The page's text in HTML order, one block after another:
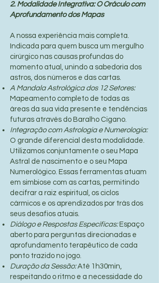
2. Modalidade Integrativa: O Oráculo com
Aprofundamento dos Mapas
A nossa experiência mais completa.
Indicada para quem busca um mergulho
cirúrgico nas causas profundas do
momento atual, unindo a sabedoria dos
astros, dos números e das cartas.
A Mandala Astrológica dos 12 Setores:
Mapeamento completo de todas as
áreas da sua vida presente e tendências
futuras através do Baralho Cigano.
Integração com Astrologia e Numerologia:
O grande diferencial desta modalidade.
Utilizamos conjuntamente o seu Mapa
Astral de nascimento e o seu Mapa
Numerológico. Essas ferramentas atuam
em simbiose com as cartas, permitindo
decifrar a raiz espiritual, os ciclos
cármicos e os aprendizados por trás dos
seus desafios atuais.
Diálogo e Respostas Específicas: Espaço
aberto para perguntas direcionadas e
aprofundamento terapêutico de cada
ponto trazido no jogo.
Duração da Sessão:Até 1h30min,
respeitando o ritmo e a necessidade do